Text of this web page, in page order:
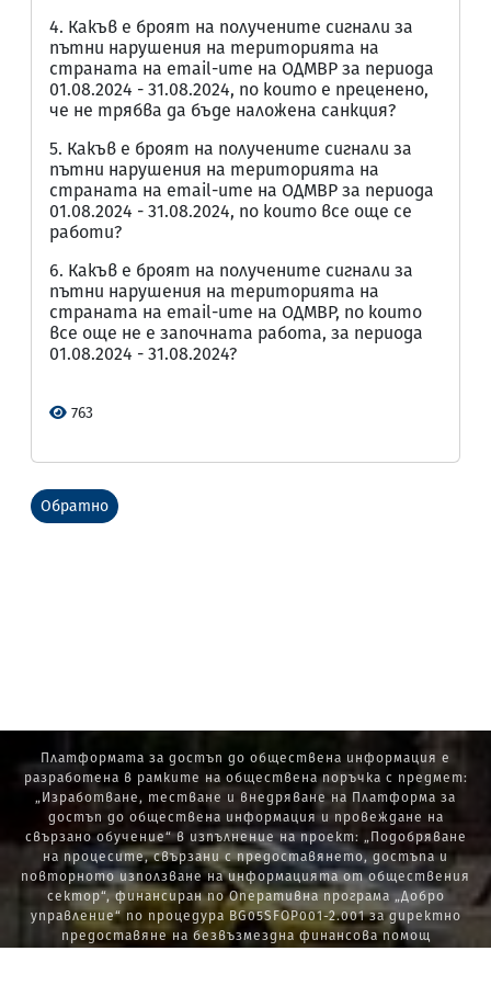
4. Какъв е броят на получените сигнали за
пътни нарушения на територията на
страната на email-ите на ОДМВР за периода
01.08.2024 - 31.08.2024, по които е преценено,
че не трябва да бъде наложена санкция?
5. Какъв е броят на получените сигнали за
пътни нарушения на територията на
страната на email-ите на ОДМВР за периода
01.08.2024 - 31.08.2024, по които все още се
работи?
6. Какъв е броят на получените сигнали за
пътни нарушения на територията на
страната на email-ите на ОДМВР, по които
все още не е започната работа, за периода
01.08.2024 - 31.08.2024?
763
Обратно
Платформата за достъп до обществена информация е
разработена в рамките на обществена поръчка с предмет:
„Изработване, тестване и внедряване на Платформа за
достъп до обществена информация и провеждане на
свързано обучение“ в изпълнение на проект: „Подобряване
на процесите, свързани с предоставянето, достъпа и
повторното използване на информацията от обществения
сектор“, финансиран по Оперативна програма „Добро
управление“ по процедура BG05SFOP001-2.001 за директно
предоставяне на безвъзмездна финансова помощ